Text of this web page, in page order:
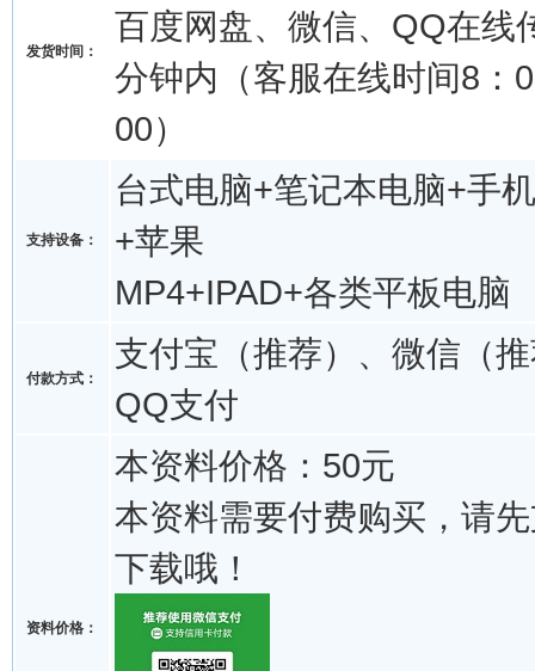
发货时间：
百度网盘、微信、QQ在线
分钟内（客服在线时间8：
00）
支持设备：
台式电脑+笔记本电脑+手
+苹果
MP4+IPAD+各类平板电脑
付款方式：
支付宝（推荐）、微信（
QQ支付
资料价格：
本资料价格：50元
本资料需要付费购买，请
下载哦！